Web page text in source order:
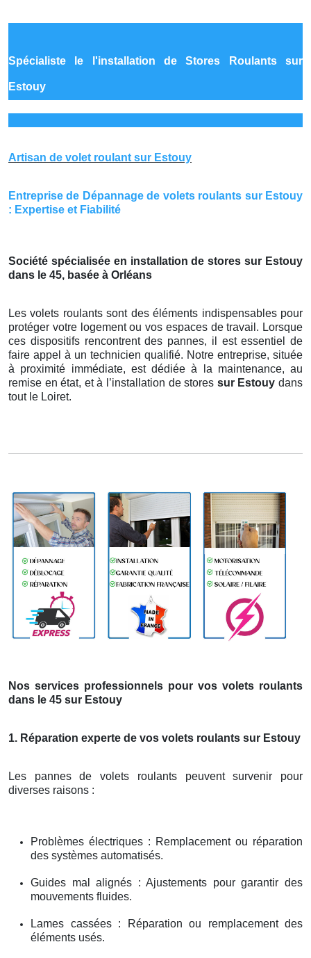
Spécialiste le l'installation de Stores Roulants sur
Estouy
Artisan de volet roulant sur Estouy
Entreprise de Dépannage de volets roulants sur Estouy
: Expertise et Fiabilité
Société spécialisée en installation de stores sur Estouy
dans le 45, basée à Orléans
Les volets roulants sont des éléments indispensables pour
protéger votre logement ou vos espaces de travail. Lorsque
ces dispositifs rencontrent des pannes, il est essentiel de
faire appel à un technicien qualifié. Notre entreprise, située
à proximité immédiate, est dédiée à la maintenance, au
remise en état, et à l’installation de stores sur Estouydans
tout le Loiret.
Nos services professionnels pour vos volets roulants
dans le 45 sur Estouy
1. Réparation experte de vos volets roulants sur Estouy
Les pannes de volets roulants peuvent survenir pour
diverses raisons :
Problèmes électriques : Remplacement ou réparation
des systèmes automatisés.
Guides mal alignés : Ajustements pour garantir des
mouvements fluides.
Lames cassées : Réparation ou remplacement des
éléments usés.